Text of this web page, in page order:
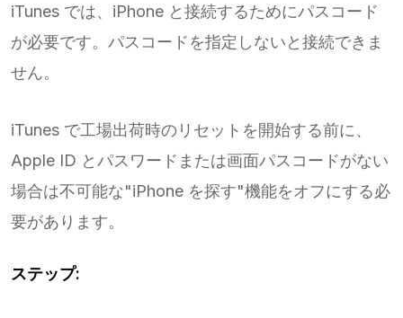
iTunes では、iPhone と接続するためにパスコード
が必要です。パスコードを指定しないと接続できま
せん。
iTunes で工場出荷時のリセットを開始する前に、
Apple ID とパスワードまたは画面パスコードがない
場合は不可能な"iPhone を探す"機能をオフにする必
要があります。
ステップ: